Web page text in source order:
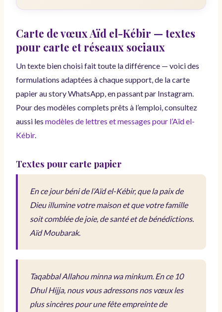
Carte de vœux Aïd el-Kébir — textes
pour carte et réseaux sociaux
Un texte bien choisi fait toute la différence — voici des
formulations adaptées à chaque support, de la carte
papier au story WhatsApp, en passant par Instagram.
Pour des modèles complets prêts à l’emploi, consultez
aussi les modèles de lettres et messages pour l’Aïd el-
Kébir.
Textes pour carte papier
En ce jour béni de l’Aïd el-Kébir, que la paix de
Dieu illumine votre maison et que votre famille
soit comblée de joie, de santé et de bénédictions.
Aïd Moubarak.
Taqabbal Allahou minna wa minkum. En ce 10
Dhul Hijja, nous vous adressons nos vœux les
plus sincères pour une fête empreinte de